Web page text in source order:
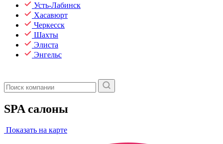
Усть-Лабинск
Хасавюрт
Черкесск
Шахты
Элиста
Энгельс
SPA салоны
Показать на карте